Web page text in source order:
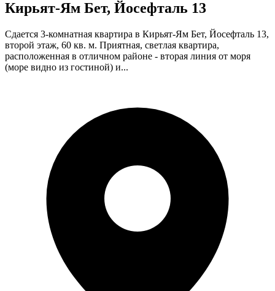
Кирьят-Ям Бет, Йосефталь 13
Сдается 3-комнатная квартира в Кирьят-Ям Бет, Йосефталь 13,
второй этаж, 60 кв. м. Приятная, светлая квартира,
расположенная в отличном районе - вторая линия от моря
(море видно из гостиной) и...